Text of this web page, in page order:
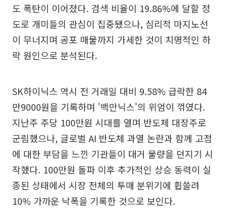
도 폭탄이 이어졌다. 검색 비율이 19.86%에 달할 정
도로 개미들의 관심이 집중됐으나, 심리적 마지노선
이 무너지며 공포 매물까지 가세한 것이 치명적인 하
락 원인으로 분석된다.
SK하이닉스 역시 전 거래일 대비 9.58% 급락한 84
만9000원을 기록하며 '백만닉스'의 위엄이 꺾였다.
지난주 주당 100만원 시대를 열며 반도체 대장주로
군림했으나, 글로벌 AI 반도체 과열 논란과 함께 고점
에 대한 부담을 느낀 기관들이 대거 물량을 던지기 시
작했다. 100만원 돌파 이후 추가적인 상승 동력이 실
종된 상태에서 시장 전체의 투매 분위기에 휩쓸려
10% 가까운 낙폭을 기록한 것으로 보인다.